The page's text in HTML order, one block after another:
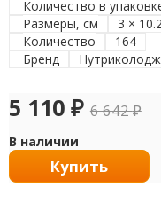
Количество в
Размеры, см
3 ×
Количество
164
Бренд
5 110 ₽ 6 642₽
В наличии
Купить